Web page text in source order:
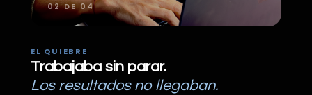
02 DE 04
EL QUIEBRE
Trabajaba sin parar.
Los resultados no llegaban.